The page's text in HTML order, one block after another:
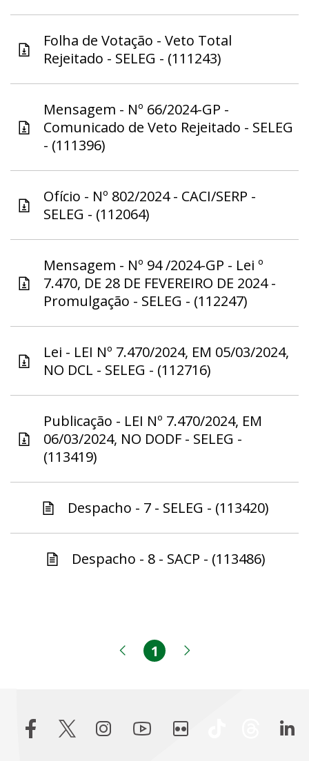
Folha de Votação - Veto Total
Rejeitado - SELEG - (111243)
Mensagem - Nº 66/2024-GP -
Comunicado de Veto Rejeitado - SELEG
- (111396)
Ofício - Nº 802/2024 - CACI/SERP -
SELEG - (112064)
Mensagem - Nº 94 /2024-GP - Lei º
7.470, DE 28 DE FEVEREIRO DE 2024 -
Promulgação - SELEG - (112247)
Lei - LEI Nº 7.470/2024, EM 05/03/2024,
NO DCL - SELEG - (112716)
Publicação - LEI Nº 7.470/2024, EM
06/03/2024, NO DODF - SELEG -
(113419)
Despacho - 7 - SELEG - (113420)
Despacho - 8 - SACP - (113486)
Página anterior
Página
1